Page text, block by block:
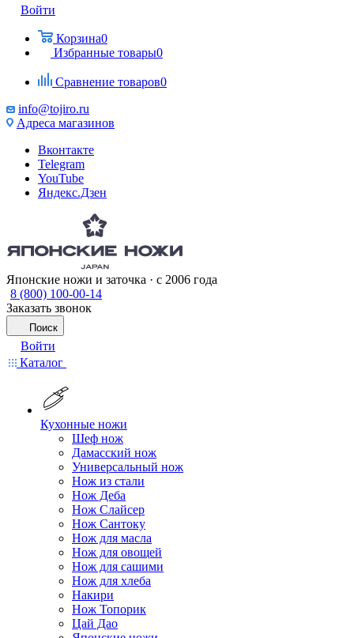
Войти
Корзина0
Избранные товары0
Сравнение товаров0
info@tojiro.ru
Адреса магазинов
Вконтакте
Telegram
YouTube
Яндекс.Дзен
Японские ножи и заточка · с 2006 года
8 (800) 100-00-14
Заказать звонок
Поиск
Войти
Каталог
Кухонные ножи
Шеф нож
Дамасский нож
Универсальный нож
Нож из стали
Нож Деба
Нож Слайсер
Нож Сантоку
Нож для масла
Нож для овощей
Нож для сашими
Нож для хлеба
Накири
Нож Топорик
Цай Дао